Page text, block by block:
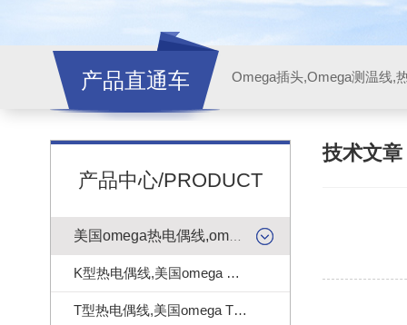
产品直通车
产品中心/PRODUCT
K型热电偶线,美国omega K型热电偶线
T型热电偶线,美国omega T型热电偶线
技术文章